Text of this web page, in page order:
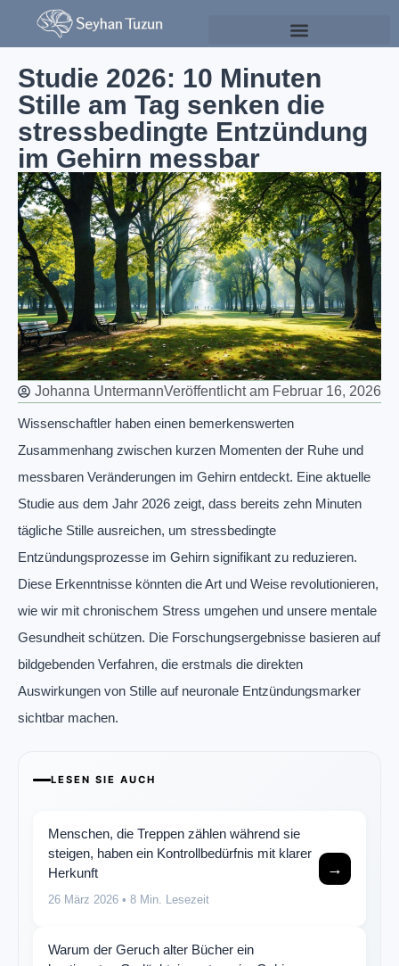
Studie 2026: 10 Minuten
Stille am Tag senken die
stressbedingte Entzündung
im Gehirn messbar
Johanna UntermannVeröffentlicht am Februar 16, 2026
Wissenschaftler haben einen bemerkenswerten
Zusammenhang zwischen kurzen Momenten der Ruhe und
messbaren Veränderungen im Gehirn entdeckt. Eine aktuelle
Studie aus dem Jahr 2026 zeigt, dass bereits zehn Minuten
tägliche Stille ausreichen, um stressbedingte
Entzündungsprozesse im Gehirn signifikant zu reduzieren.
Diese Erkenntnisse könnten die Art und Weise revolutionieren,
wie wir mit chronischem Stress umgehen und unsere mentale
Gesundheit schützen. Die Forschungsergebnisse basieren auf
bildgebenden Verfahren, die erstmals die direkten
Auswirkungen von Stille auf neuronale Entzündungsmarker
sichtbar machen.
LESEN SIE AUCH
Menschen, die Treppen zählen während sie
steigen, haben ein Kontrollbedürfnis mit klarer
Herkunft
26 März 2026 • 8 Min. Lesezeit
→
Warum der Geruch alter Bücher ein